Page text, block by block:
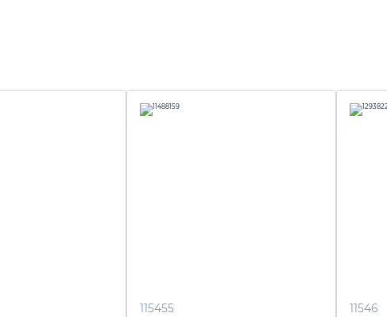
115455
11546